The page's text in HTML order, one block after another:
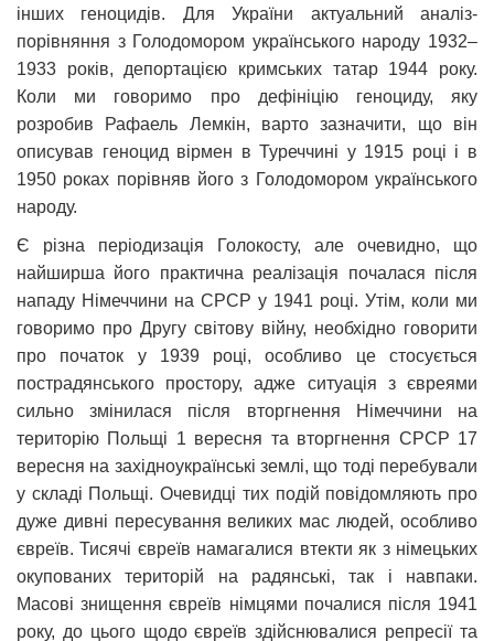
інших геноцидів. Для України актуальний аналіз-
порівняння з Голодомором українського народу 1932–
1933 років, депортацією кримських татар 1944 року.
Коли ми говоримо про дефініцію геноциду, яку
розробив Рафаель Лемкін, варто зазначити, що він
описував геноцид вірмен в Туреччині у 1915 році і в
1950 роках порівняв його з Голодомором українського
народу.
Є різна періодизація Голокосту, але очевидно, що
найширша його практична реалізація почалася після
нападу Німеччини на СРСР у 1941 році. Утім, коли ми
говоримо про Другу світову війну, необхідно говорити
про початок у 1939 році, особливо це стосується
пострадянського простору, адже ситуація з євреями
сильно змінилася після вторгнення Німеччини на
територію Польщі 1 вересня та вторгнення СРСР 17
вересня на західноукраїнські землі, що тоді перебували
у складі Польщі. Очевидці тих подій повідомляють про
дуже дивні пересування великих мас людей, особливо
євреїв. Тисячі євреїв намагалися втекти як з німецьких
окупованих територій на радянські, так і навпаки.
Масові знищення євреїв німцями почалися після 1941
року, до цього щодо євреїв здійснювалися репресії та